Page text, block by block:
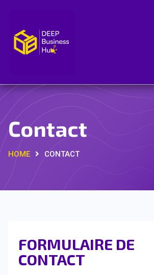
Contact
HOME CONTACT
FORMULAIRE DE
CONTACT